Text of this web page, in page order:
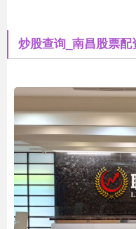
炒股查询_南昌股票